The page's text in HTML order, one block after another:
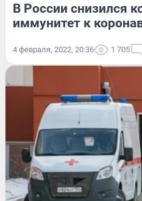
В России снизился
иммунитет к
4 февраля, 2022, 20:36 1 705